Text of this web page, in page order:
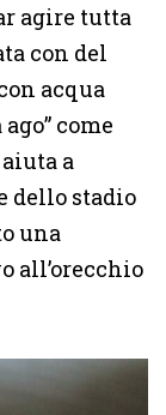
agire tutta
con del
acqua
come
aiuta a
dello stadio
una
all’orecchio